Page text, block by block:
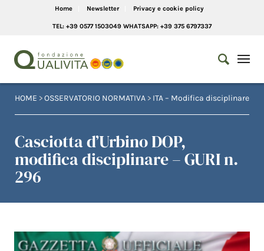
Home Newsletter Privacy e cookie policy
TEL: +39 0577 1503049 WHATSAPP: +39 375 6797337
HOME >OSSERVATORIO NORMATIVA > ITA – Modifica disciplinare
Casciotta d’Urbino DOP,
modifica disciplinare – GURI n.
296